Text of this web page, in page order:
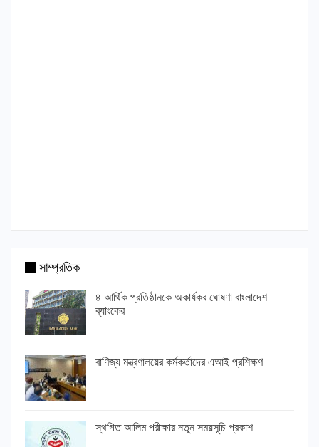
সাম্প্রতিক
৪ আর্থিক প্রতিষ্ঠানকে অকার্যকর ঘোষণা বাংলাদেশ
ব্যাংকের
বাণিজ্য মন্ত্রণালয়ের কর্মকর্তাদের এআই প্রশিক্ষণ
স্থগিত আলিম পরীক্ষার নতুন সময়সূচি প্রকাশ